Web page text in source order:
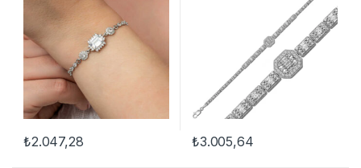
₺2.047,28 ₺3.005,64